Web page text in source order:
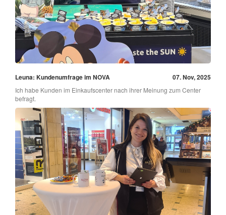
Leuna: Kundenumfrage im NOVA 07. Nov, 2025
Ich habe Kunden im Einkaufscenter nach ihrer Meinung zum Center
befragt.